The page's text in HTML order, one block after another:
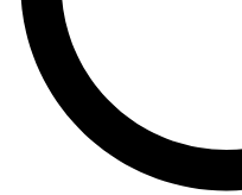
Fournisseurs